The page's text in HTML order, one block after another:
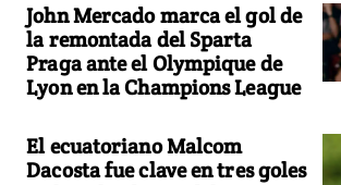
John Mercado marca el gol de
la remontada del Sparta
Praga ante el Olympique de
Lyon en la Champions League
El ecuatoriano Malcom
Dacosta fue clave en tres goles